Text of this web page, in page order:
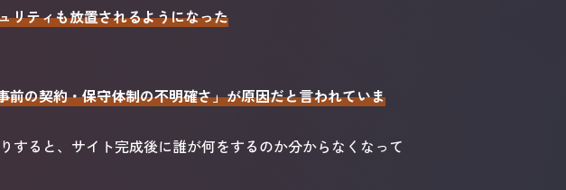
リティも放置されるようになった
の契約・保守体制の不明確さ」が原因だと言われていま
ると、サイト完成後に誰が何をするのか分からなくなって